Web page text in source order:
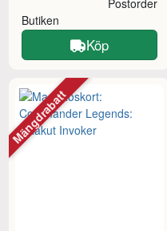
Butiken
Köp
Mängdrabatt